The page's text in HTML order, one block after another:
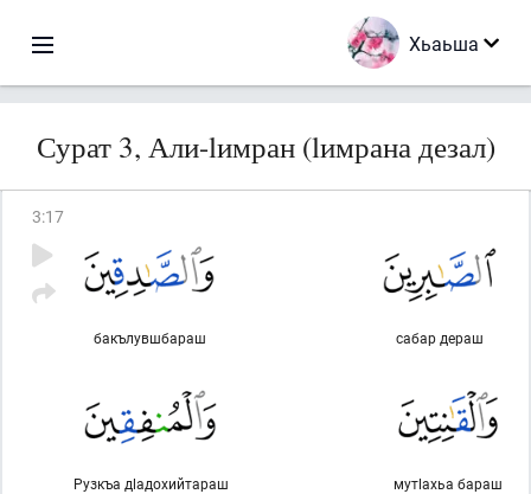
Хьаьша
Сурат 3, Али-lимран (lимрана дезал)
3:17
сабар дераш
бакълувшбараш
мутlахьа бараш
Рузкъа дlадохийтараш